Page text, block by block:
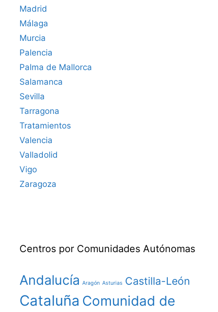
Madrid
Málaga
Murcia
Palencia
Palma de Mallorca
Salamanca
Sevilla
Tarragona
Tratamientos
Valencia
Valladolid
Vigo
Zaragoza
Centros por Comunidades Autónomas
Andalucía Aragón Asturias Castilla-León
Cataluña Comunidad de